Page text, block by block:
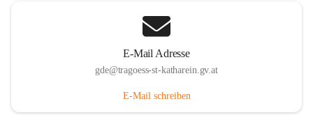
E-Mail Adresse
gde@tragoess-st-katharein.gv.at
E-Mail schreiben